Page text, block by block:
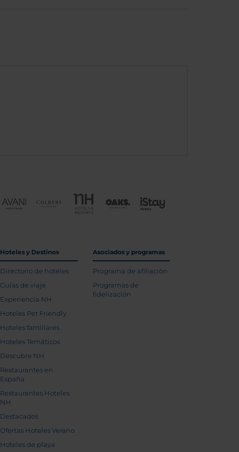
Hoteles y Destinos
Directorio de hoteles
Guías de viaje
Experiencia NH
Hoteles Pet Friendly
Hoteles familiares
Hoteles Temáticos
Descubre NH
Restaurantes en
España
Restaurantes Hoteles
NH
Destacados
Ofertas Hoteles Verano
Hoteles de playa
Asociados y programas
Programa de afiliación
Programas de
fidelización